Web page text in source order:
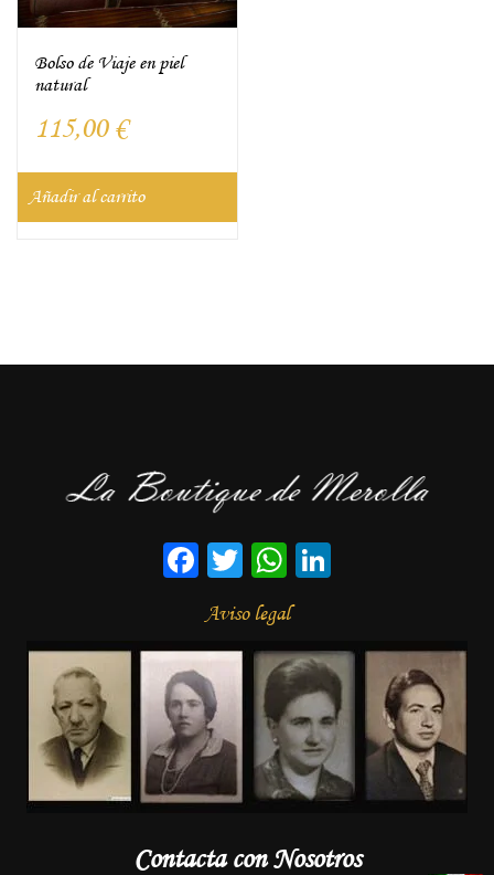
Bolso de Viaje en piel
natural
115,00 €
Añadir al carrito
Facebook
TwitterWhatsApp
Aviso legal
Contacta con Nosotros